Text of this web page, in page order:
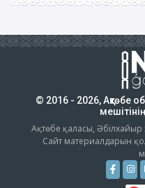
© 2016 - 2026, Ақтөбе
Ақтөбе қаласы, Әбілхайыр
Сайт материалдарын